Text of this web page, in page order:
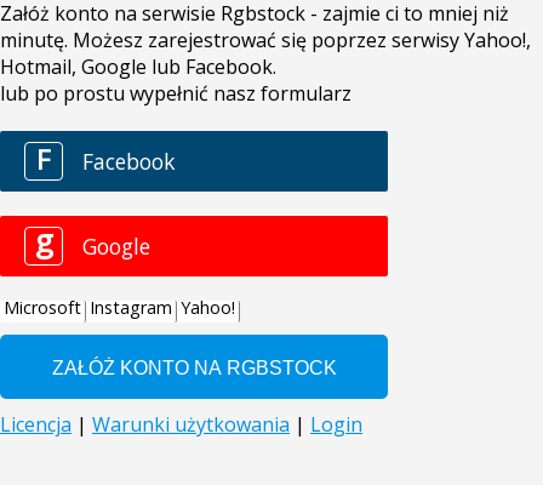
Załóż konto na serwisie Rgbstock - zajmie ci to mniej niż
minutę. Możesz zarejestrować się poprzez serwisy Yahoo!,
Hotmail, Google lub Facebook.
lub po prostu wypełnić nasz formularz
F Facebook
g Google
Microsoft Instagram Yahoo!
Licencja | Warunki użytkowania | Login